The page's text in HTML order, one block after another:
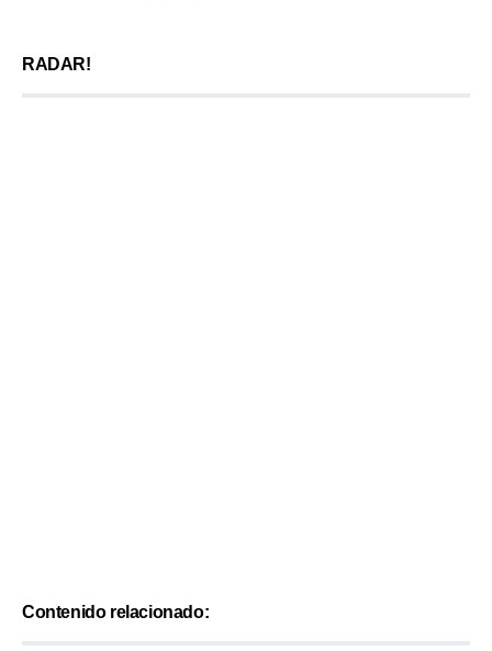
RADAR!
Contenido relacionado: